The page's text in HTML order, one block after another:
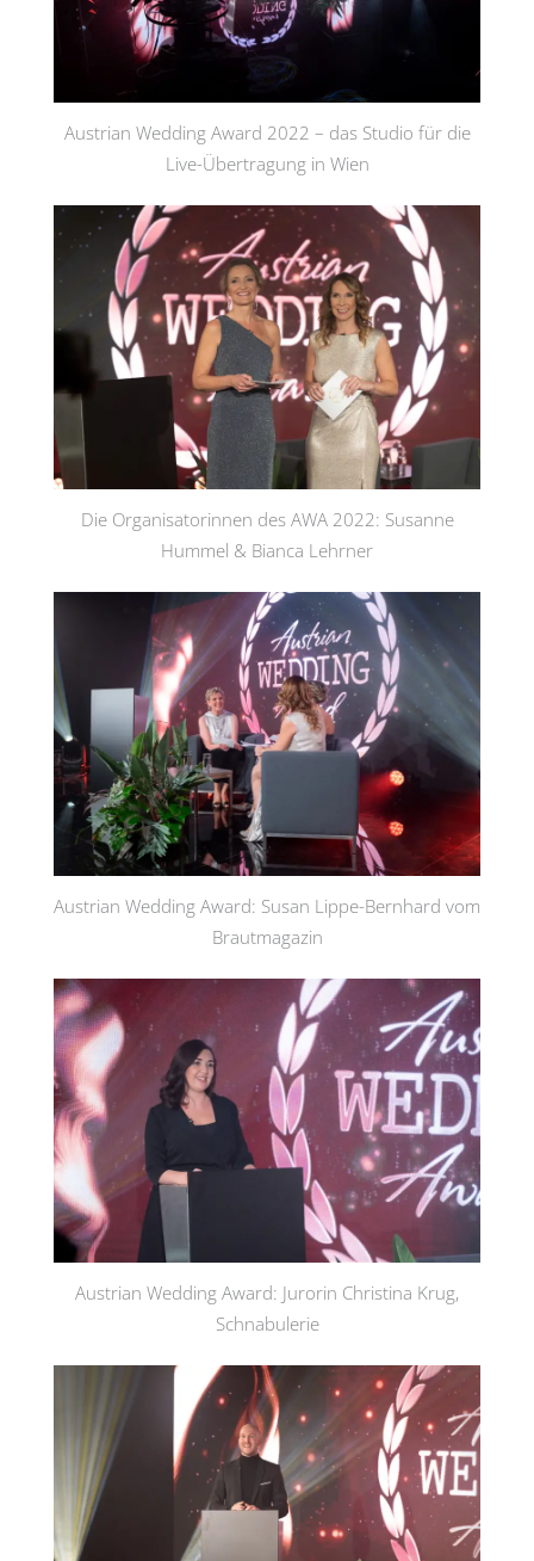
Austrian Wedding Award 2022 – das Studio für die
Live-Übertragung in Wien
Die Organisatorinnen des AWA 2022: Susanne
Hummel & Bianca Lehrner
Austrian Wedding Award: Susan Lippe-Bernhard vom
Brautmagazin
Austrian Wedding Award: Jurorin Christina Krug,
Schnabulerie